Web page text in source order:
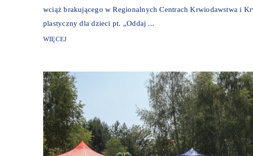
wciąż brakującego w Regionalnych Centrach Krwiodawstwa i
plastyczny dla dzieci pt. „Oddaj ...
WIĘCEJ